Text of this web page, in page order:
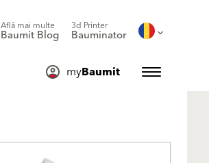
Află mai multe
Baumit Blog
3d Printer
Bauminator
myBaumit